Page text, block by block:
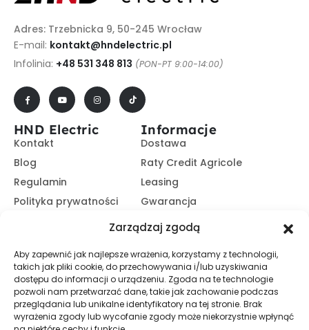
Zarządzaj zgodą
Aby zapewnić jak najlepsze wrażenia, korzystamy z technologii,
takich jak pliki cookie, do przechowywania i/lub uzyskiwania
dostępu do informacji o urządzeniu. Zgoda na te technologie
pozwoli nam przetwarzać dane, takie jak zachowanie podczas
przeglądania lub unikalne identyfikatory na tej stronie. Brak
wyrażenia zgody lub wycofanie zgody może niekorzystnie wpłynąć
Adres: Trzebnicka 9, 50-245 Wrocław
E-mail: kontakt@hndelectric.pl
Infolinia: +48 531 348 813 (PON-PT 9:00-14:00)
HND Electric
Kontakt
Blog
Regulamin
Polityka prywatności
Informacje
Dostawa
Raty Credit Agricole
Leasing
Gwarancja
14 dni na zwrot
Program partnerski
Zasubskrybuj nasz Newsletter
Zapisz Się